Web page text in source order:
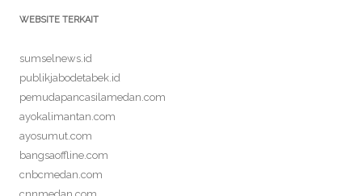
WEBSITE TERKAIT
sumselnews.id
publikjabodetabek.id
pemudapancasilamedan.com
ayokalimantan.com
ayosumut.com
bangsaoffline.com
cnbcmedan.com